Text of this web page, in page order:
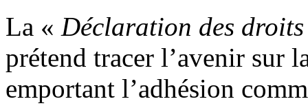
La « Déclaration des
prétend tracer l’avenir sur
emportant l’adhésion